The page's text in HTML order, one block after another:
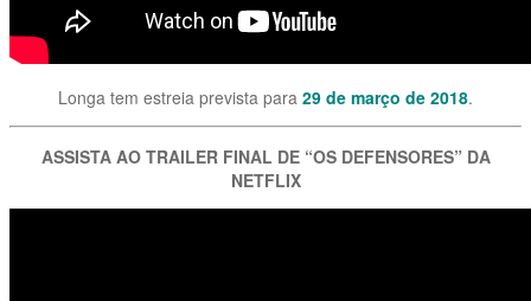
Longa tem estreia prevista para 29 de março de 2018.
ASSISTA AO TRAILER FINAL DE “OS DEFENSORES” DA
NETFLIX